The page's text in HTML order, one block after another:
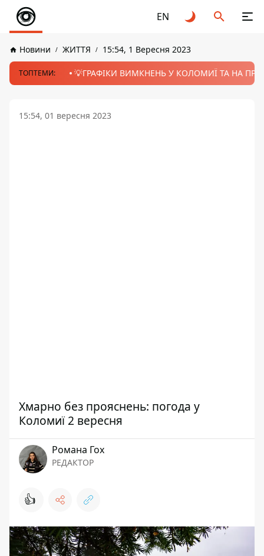
EN
Новини ЖИТТЯ 15:54, 1 Вересня 2023
ТОПТЕМИ: 💡ГРАФІКИ ВИМКНЕНЬ У КОЛОМИЇ ТА НА
15:54, 01 вересня 2023
Хмарно без прояснень: погода у
Коломиї 2 вересня
Романа Гох
РЕДАКТОР
👍